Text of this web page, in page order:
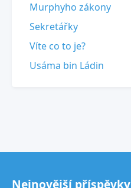
Murphyho zákony
Sekretářky
Víte co to je?
Usáma bin Ládin
Nejnovější příspěvky